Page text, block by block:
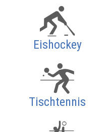
Eishockey
Tischtennis